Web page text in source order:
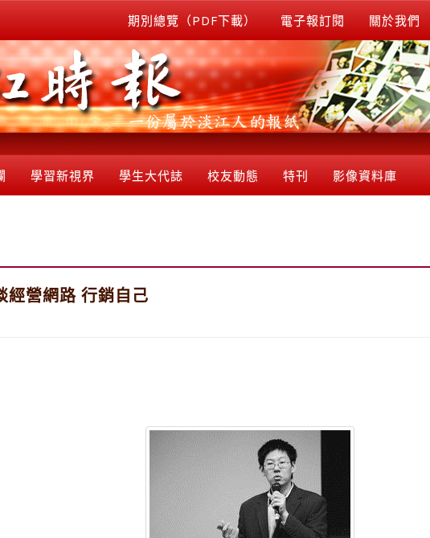
期別總覽（PDF下載） 電子報訂閱 關於我們
學習新視界 學生大代誌 校友動態 特刊 影像資料庫
經營網路 行銷自己